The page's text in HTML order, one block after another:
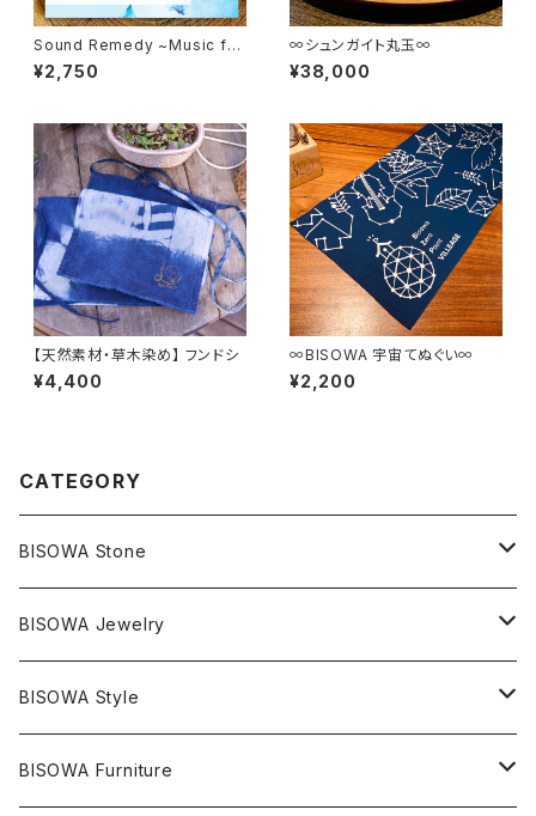
Sound Remedy ~Music for
salon~ / Water Dreams（C
D)
¥2,750
∞シュンガイト丸玉∞
¥38,000
【天然素材・草木染め】 フンドシ
¥4,400
∞BISOWA 宇宙てぬぐい∞
¥2,200
CATEGORY
BISOWA Stone
マスタークリスタル / 水晶
エレスチャル
ライトニング
石の種類別
アメジスト
産地別
BISOWA Jewelry
ネックレス／ペンダント
宇佐美聖子
ピアス
BISOWA Style
ONE PIECE
BISOWA Furniture